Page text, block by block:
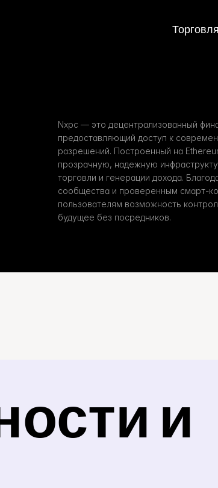
Торговля
Nxpc — это децентрализованный
предоставляющий доступ к
разрешений. Построенный на
прозрачную, надежную
торговли и генерации дохода.
сообщества и проверенным смарт-
пользователям возможность
будущее без посредников.
и